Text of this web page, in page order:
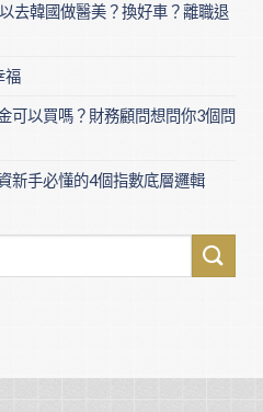
去韓國做醫美？換好車？離職退
福
可以買嗎？財務顧問想問你3個問
新手必懂的4個指數底層邏輯